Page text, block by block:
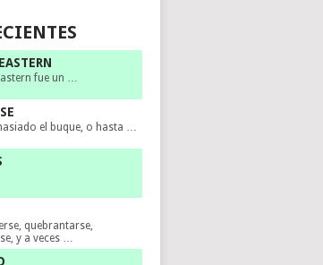
fue un …
el buque, o hasta …
quebrantarse,
y a veces …